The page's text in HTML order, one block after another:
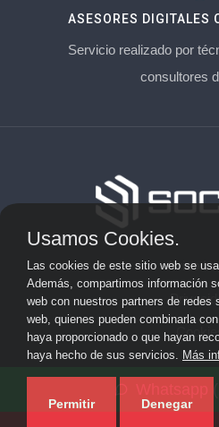
ASESORES DIGITALES
Servicio realizado por
consultores
Aviso
Consulting en su
Usamos Cookies.
Las cookies de este sitio web se
Además, compartimos información
web con nuestros partners de redes
web, quienes pueden combinarla
haya proporcionado o que hayan
haya hecho de sus servicios. Más
Permitir Denegar